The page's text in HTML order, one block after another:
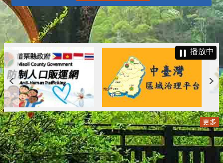
播放中
更多